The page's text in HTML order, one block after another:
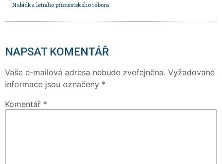
Nabídka letního příměstského tábora
NAPSAT KOMENTÁŘ
Vaše e-mailová adresa nebude zveřejněna. Vyžadované
informace jsou označeny *
Komentář *